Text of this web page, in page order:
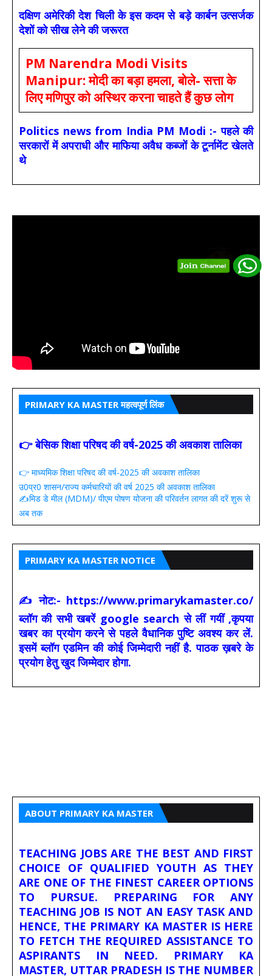
दक्षिण अमेरिकी देश चिली के इस कदम से बड़े कार्बन उत्सर्जक
देशों को सीख लेने की जरूरत
PM Narendra Modi Visits
Manipur: मोदी का बड़ा हमला, बोले- सत्ता के
लिए मणिपुर को अस्थिर करना चाहते हैं कुछ लोग
Politics news from India PM Modi :- पहले की
सरकारों में अपराधी और माफिया अवैध कब्जों के टूर्नामेंट खेलते
थे
PRIMARY KA MASTER महत्वपूर्ण लिंक
👉 बेसिक शिक्षा परिषद की वर्ष-2025 की अवकाश तालिका
👉 माध्यमिक शिक्षा परिषद की वर्ष-2025 की अवकाश तालिका
उ0प्र0 शासन/राज्य कर्मचारियों की वर्ष 2025 की अवकाश तालिका
✍️मिड डे मील (MDM)/ पीएम पोषण योजना की परिवर्तन लागत की दरें शुरू से
अब तक
PRIMARY KA MASTER NOTICE
✍ नोट:- https://www.primarykamaster.co/
ब्लॉग की सभी खबरें google search से लीं गयीं ,कृपया
खबर का प्रयोग करने से पहले वैधानिक पुष्टि अवश्य कर लें.
इसमें ब्लॉग एडमिन की कोई जिम्मेदारी नहीं है. पाठक ख़बरे के
प्रयोग हेतु खुद जिम्मेदार होगा.
ABOUT PRIMARY KA MASTER
TEACHING JOBS ARE THE BEST AND FIRST
CHOICE OF QUALIFIED YOUTH AS THEY
ARE ONE OF THE FINEST CAREER OPTIONS
TO PURSUE. PREPARING FOR ANY
TEACHING JOB IS NOT AN EASY TASK AND
HENCE, THE PRIMARY KA MASTER IS HERE
TO FETCH THE REQUIRED ASSISTANCE TO
ASPIRANTS IN NEED. PRIMARY KA
MASTER, UTTAR PRADESH IS THE NUMBER